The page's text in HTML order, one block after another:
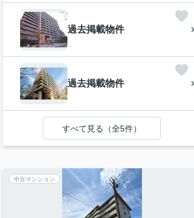
過去掲載物件
過去掲載物件
すべて見る（全5件）
中古マンション